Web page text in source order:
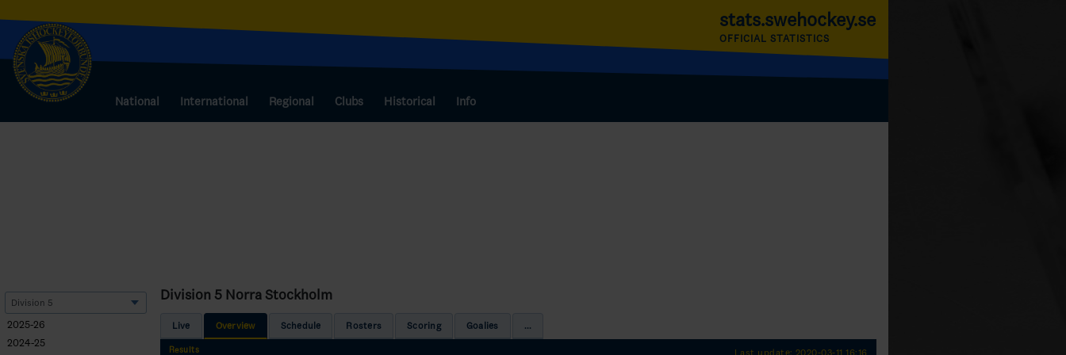
National International Regional Clubs Historical Info
stats.swehockey.se
OFFICIAL STATISTICS
2025-26
2024-25
Division 5 Norra Stockholm
Live Overview Schedule Rosters Scoring Goalies ...
Results Last update: 2020-03-11 16:16